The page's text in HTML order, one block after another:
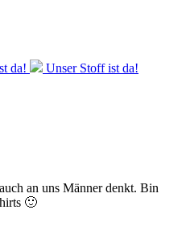
da! Unser Stoff ist da!
an uns Männer denkt. Bin
🙂